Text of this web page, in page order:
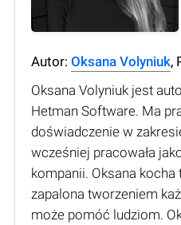
Autor: Oksana Volyniuk,
Oksana Volyniuk jest
Hetman Software. Ma
doświadczenie w
wcześniej pracowała
kompanii. Oksana
zapalona tworzeniem
może pomóć ludziom.